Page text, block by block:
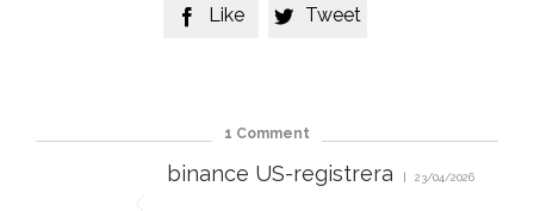
 Like  Tweet
1 Comment
binance US-registrera 23/04/2026